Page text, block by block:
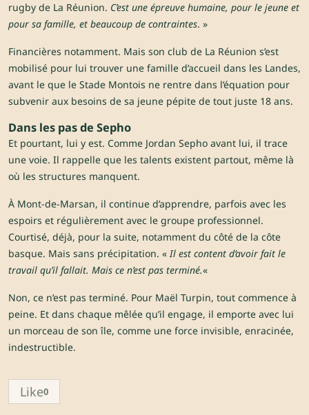
rugby de La Réunion. C’est une épreuve humaine, pour le jeune et
pour sa famille, et beaucoup de contraintes. »
Financières notamment. Mais son club de La Réunion s’est
mobilisé pour lui trouver une famille d’accueil dans les Landes,
avant le que le Stade Montois ne rentre dans l’équation pour
subvenir aux besoins de sa jeune pépite de tout juste 18 ans.
Dans les pas de Sepho
Et pourtant, lui y est. Comme Jordan Sepho avant lui, il trace
une voie. Il rappelle que les talents existent partout, même là
où les structures manquent.
À Mont-de-Marsan, il continue d’apprendre, parfois avec les
espoirs et régulièrement avec le groupe professionnel.
Courtisé, déjà, pour la suite, notamment du côté de la côte
basque. Mais sans précipitation. «Il est content d’avoir fait le
travail qu’il fallait. Mais ce n’est pas terminé.«
Non, ce n’est pas terminé. Pour Maël Turpin, tout commence à
peine. Et dans chaque mêlée qu’il engage, il emporte avec lui
un morceau de son île, comme une force invisible, enracinée,
indestructible.
Like0